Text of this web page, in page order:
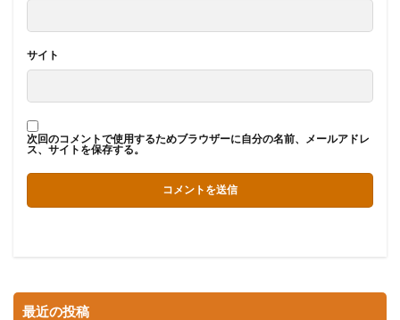
サイト
次回のコメントで使用するためブラウザーに自分の名前、メールアドレ
ス、サイトを保存する。
最近の投稿